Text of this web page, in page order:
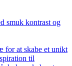
smuk kontrast og
for at skabe et unikt
til